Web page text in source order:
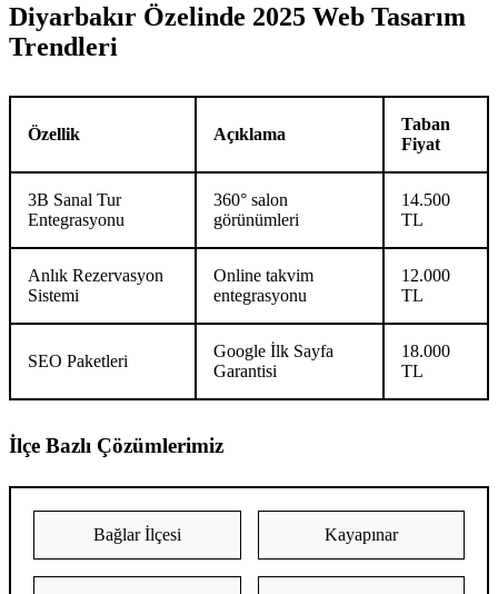
Diyarbakır Özelinde 2025 Web Tasarım
Trendleri
Özellik Açıklama
Taban
Fiyat
3B Sanal Tur
Entegrasyonu
360° salon
görünümleri
14.500
TL
Anlık Rezervasyon
Sistemi
Online takvim
entegrasyonu
12.000
TL
SEO Paketleri
Google İlk Sayfa
Garantisi
18.000
TL
İlçe Bazlı Çözümlerimiz
Bağlar İlçesi Kayapınar